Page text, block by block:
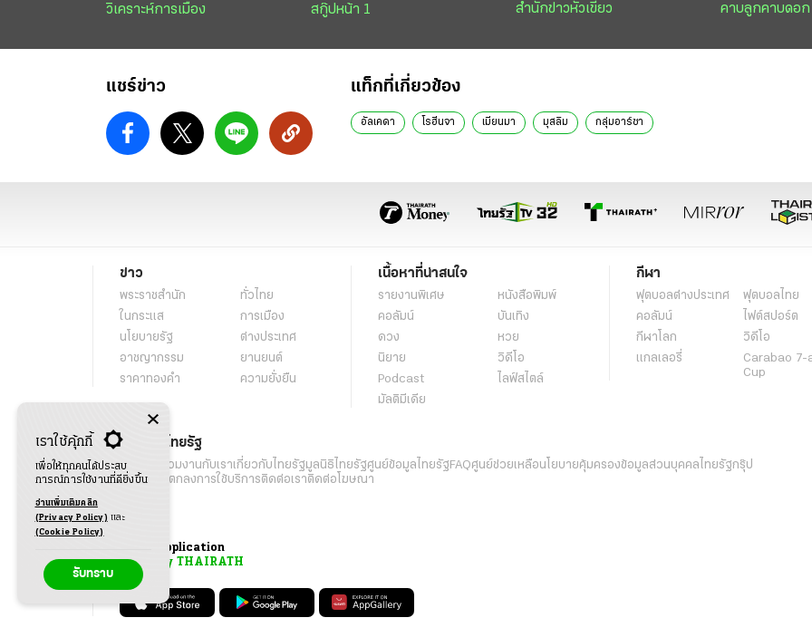
วิเคราะห์การเมือง สกู๊ปหน้า 1 สำนักข่าวหัวเขียว คาบลูกคาบดอก
แชร์ข่าว แท็กที่เกี่ยวข้อง
อัลเคดา โรฮีนจา เมียนมา มุสลิม กลุ่มอาร์ซา
ข่าว
พระราชสำนัก
ทั่วไทย
ในกระแส
การเมือง
นโยบายรัฐ
ต่างประเทศ
อาชญากรรม
ยานยนต์
ราคาทองคำ
ความยั่งยืน
เนื้อหาที่น่าสนใจ
รายงานพิเศษ
หนังสือพิมพ์
คอลัมน์
บันเทิง
ดวง
หวย
นิยาย
วิดีโอ
Podcast
ไลฟ์สไตล์
มัลติมีเดีย
กีฬา
ฟุตบอลต่่างประเทศ
ฟุตบอลไทย
คอลัมน์
ไฟต์สปอร์ต
กีฬาโลก
วิดีโอ
แกลเลอรี่
Carabao 7-
Cup
เกี่ยวกับไทยรัฐ
กิจกรรม ร่วมงานกับเราเกี่ยวกับไทยรัฐมูลนิธิไทยรัฐศูนย์ข้อมูลไทยรัฐFAQศูนย์ช่วยเหลือนโยบายคุ้มครองข้อมูลส่วนบุคคลไทยรัฐกรุ๊ป
เงื่อนไขข้อตกลงการใช้บริการติดต่อเราติดต่อโฆษณา
Application
My THAIRATH
เราใช้คุ้กกี้
เพื่อให้ทุกคนได้ประสบ
การณ์การใช้งานที่ดียิ่งขึ้น
อ่านเพิ่มเติมคลิก
(Privacy Policy) และ
(Cookie Policy)
รับทราบ